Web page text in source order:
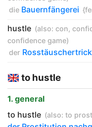
die Bauernfängerei
hustle (also: con,
confidence game)
der Rosstäuschertrick
to hustle
1. general
to hustle (also: to